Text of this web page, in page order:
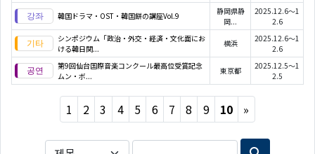
韓国ドラマ・OST・韓国餅の講座Vol.9
静岡県静
岡...
2025.12.6～1
2.6
シンポジウム「政治・外交・経済・文化面にお
ける韓日関...
横浜
2025.12.6～1
2.6
第9回仙台国際音楽コンクール最高位受賞記念
ムン・ボ...
東京都
2025.12.5～1
2.5
1 2 3 4 5 6 7 8 9 10 »